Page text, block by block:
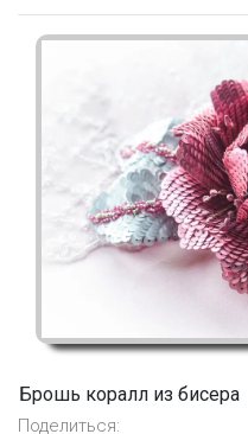
Брошь коралл из бисера
Поделиться: